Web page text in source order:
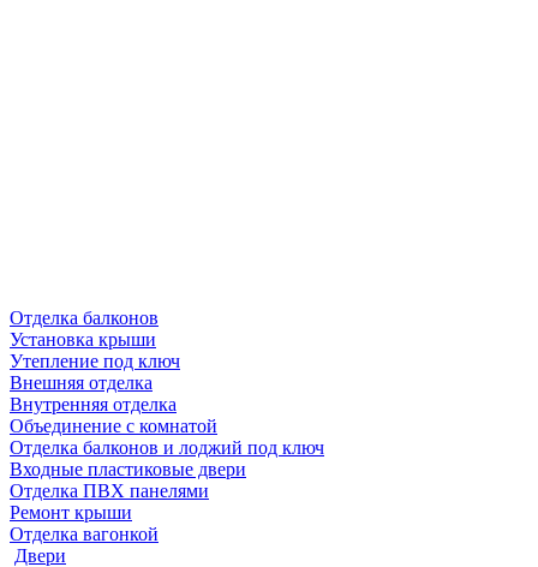
Отделка балконов
Установка крыши
Утепление под ключ
Внешняя отделка
Внутренняя отделка
Объединение с комнатой
Отделка балконов и лоджий под ключ
Входные пластиковые двери
Отделка ПВХ панелями
Ремонт крыши
Отделка вагонкой
Двери